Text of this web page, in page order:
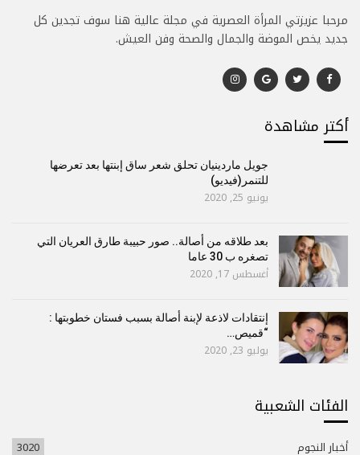
مرحبا عزيزتي المرأة العصرية في مجلة عالية هنا سوف تجدين كل
جديد يخص الموضة والجمال والصحة وفن العيش.
أكتر مشاهدة
جويل ماردينيان تحلق شعر ساق إبنتها بعد تعرضها
للتنمر(فيديو)
يونيو 25, 2020
بعد طلاقه من أصالة.. صور حبيبة طارق العريان التي
تصغره ب 30 عاما
أغسطس 17, 2020
إنتقادات لاذعة لإبنة أصالة بسبب فستان خطوبتها :
“قميص…
يوليو 23, 2020
الفئات الشعبية
أخبار النجوم 3020